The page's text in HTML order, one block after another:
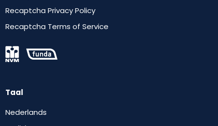
Recaptcha Privacy Policy
Recaptcha Terms of Service
Taal
Nederlands